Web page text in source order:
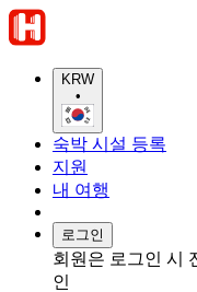
KRW
•
숙박 시설 등록
지원
내 여행
로그인
회원은 로그인 시
인